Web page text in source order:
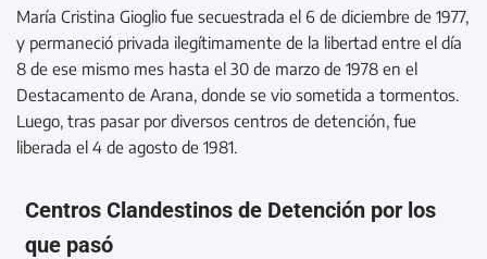
María Cristina Gioglio fue secuestrada el 6 de diciembre de 1977,
y permaneció privada ilegítimamente de la libertad entre el día
8 de ese mismo mes hasta el 30 de marzo de 1978 en el
Destacamento de Arana, donde se vio sometida a tormentos.
Luego, tras pasar por diversos centros de detención, fue
liberada el 4 de agosto de 1981.
Centros Clandestinos de Detención por los
que pasó